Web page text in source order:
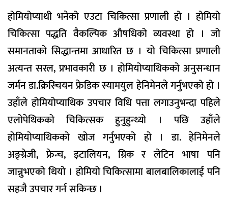
भिडियो
होमियोप्याथी भनेको एउटा चिकित्सा प्रणाली हो । होमियो
चिकित्सा पद्धति वैकल्पिक औषधिको व्यवस्था हो । जो
समानताको सिद्धान्तमा आधारित छ । यो चिकित्सा प्रणाली
अत्यन्त सरल, प्रभावकारी छ । होमियोप्याथिकको अनुसन्धान
जर्मन डा.क्रिस्चियन फ्रेडिक स्यामयुल हेनिमेनले गर्नुभएको हो ।
उहाँले होमियोप्याथिक उपचार विधि पत्ता लगाउनुभन्दा पहिले
एलोपेथिकको चिकित्सक हुनुहुन्थ्यो । पछि उहाँले
होमियोप्याथिकको खोज गर्नुभएको हो । डा. हेनिमेनले
अङ्ग्रेजी, फ्रेन्च, इटालियन, ग्रिक र लेटिन भाषा पनि
जान्नुभएको थियो । होमियो चिकित्सामा बालबालिकालाई पनि
सहजै उपचार गर्न सकिन्छ ।